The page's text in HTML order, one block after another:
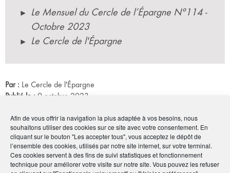
Afin de vous offrir la navigation la plus adaptée à vos besoins, nous
souhaitons utiliser des cookies sur ce site avec votre consentement. En
cliquant sur le bouton "Les accepter tous", vous acceptez le dépôt de
l’ensemble des cookies, utilisés par notre site internet, sur votre terminal.
Ces cookies servent à des fins de suivi statistiques et fonctionnement
technique pour améliorer votre visite sur notre site. Vous pouvez les refuser
Le Mensuel du Cercle de l’Épargne N°114 -
Octobre 2023
Le Cercle de l'Épargne
Par : Le Cercle de l'Épargne
Publié le : 9 octobre 2023
Noter 5/5 1vote
Imprimer